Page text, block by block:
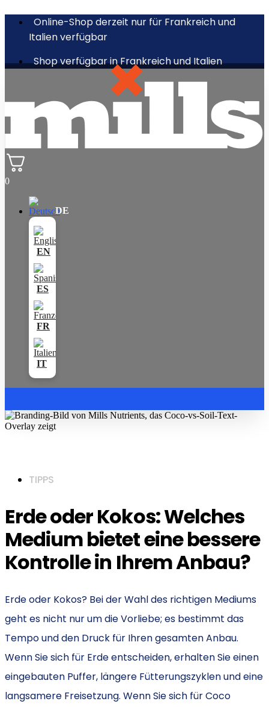
Online-Shop derzeit nur für Frankreich und
Italien verfügbar
Shop verfügbar in Frankreich und Italien
0
TIPPS
Erde oder Kokos: Welches
Medium bietet eine bessere
Kontrolle in Ihrem Anbau?
Erde oder Kokos? Bei der Wahl des richtigen Mediums
geht es nicht nur um die Vorliebe; es bestimmt das
Tempo und den Druck für Ihren gesamten Anbau.
Wenn Sie sich für Erde entscheiden, erhalten Sie einen
eingebauten Puffer, längere Fütterungszyklen und eine
langsamere Freisetzung. Wenn Sie sich für Coco